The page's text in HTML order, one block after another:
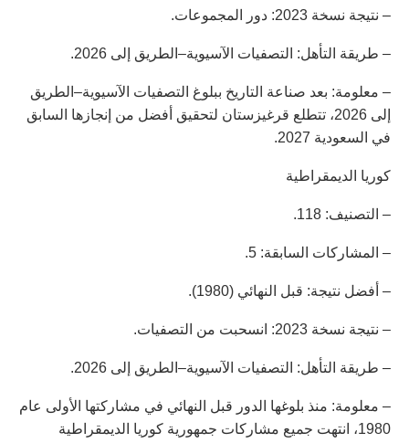
– نتيجة نسخة 2023: دور المجموعات.
– طريقة التأهل: التصفيات الآسيوية–الطريق إلى 2026.
– معلومة: بعد صناعة التاريخ ببلوغ التصفيات الآسيوية–الطريق
إلى 2026، تتطلع قرغيزستان لتحقيق أفضل من إنجازها السابق
في السعودية 2027.
كوريا الديمقراطية
– التصنيف: 118.
– المشاركات السابقة: 5.
– أفضل نتيجة: قبل النهائي (1980).
– نتيجة نسخة 2023: انسحبت من التصفيات.
– طريقة التأهل: التصفيات الآسيوية–الطريق إلى 2026.
– معلومة: منذ بلوغها الدور قبل النهائي في مشاركتها الأولى عام
1980، انتهت جميع مشاركات جمهورية كوريا الديمقراطية